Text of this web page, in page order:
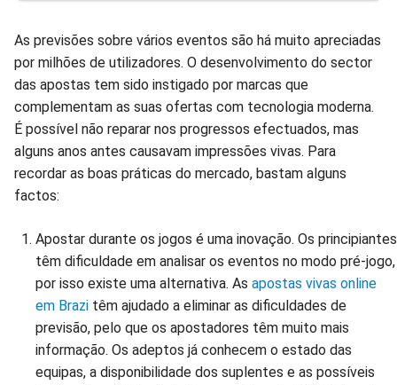
As previsões sobre vários eventos são há muito apreciadas
por milhões de utilizadores. O desenvolvimento do sector
das apostas tem sido instigado por marcas que
complementam as suas ofertas com tecnologia moderna.
É possível não reparar nos progressos efectuados, mas
alguns anos antes causavam impressões vivas. Para
recordar as boas práticas do mercado, bastam alguns
factos:
Apostar durante os jogos é uma inovação. Os principiantes
têm dificuldade em analisar os eventos no modo pré-jogo,
por isso existe uma alternativa. As apostas vivas online
em Brazi têm ajudado a eliminar as dificuldades de
previsão, pelo que os apostadores têm muito mais
informação. Os adeptos já conhecem o estado das
equipas, a disponibilidade dos suplentes e as possíveis